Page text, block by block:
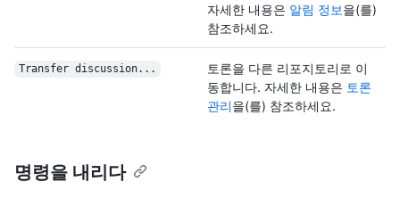
자세한 내용은 알림 정보을(를)
참조하세요.
Transfer discussion...
토론을 다른 리포지토리로 이
동합니다. 자세한 내용은 토론
관리을(를) 참조하세요.
명령을 내리다